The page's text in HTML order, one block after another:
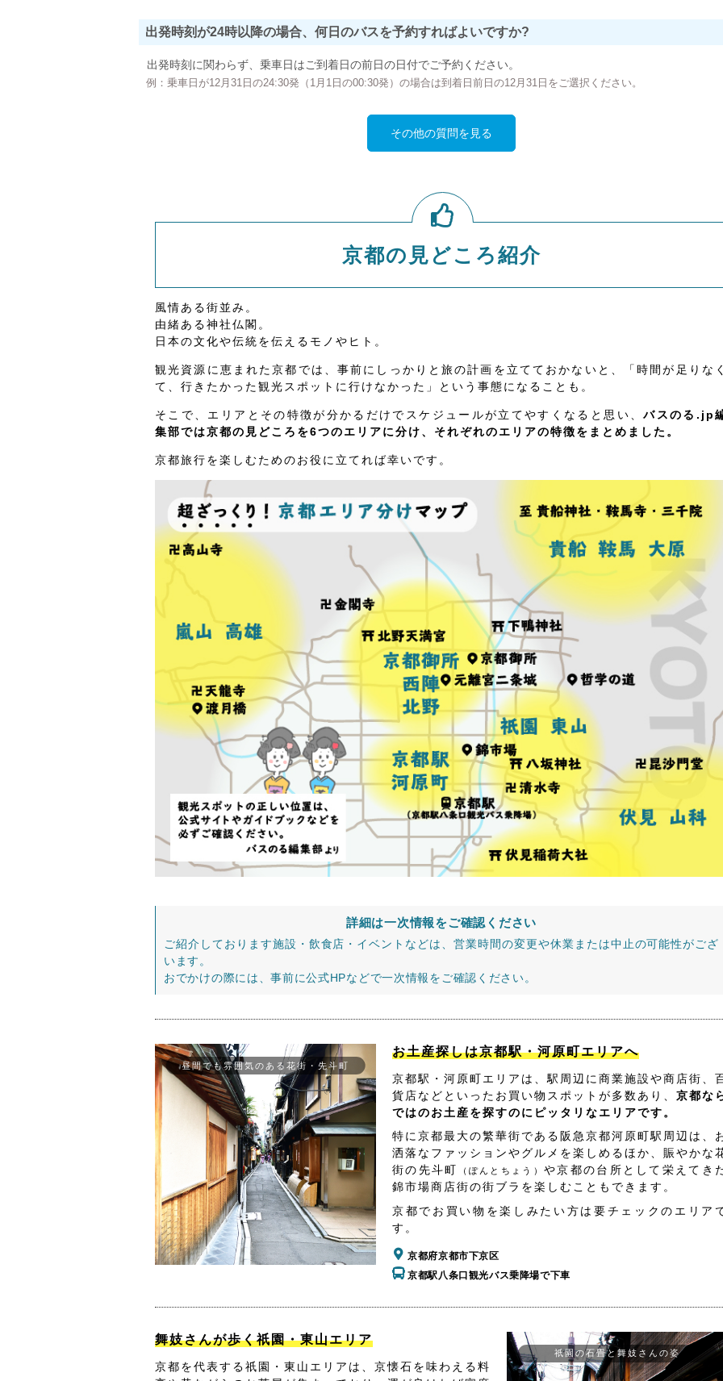
出発時刻が24時以降の場合、何日のバスを予約すればよいですか?
出発時刻に関わらず、乗車日はご到着日の前日の日付でご予約ください。
例：乗車日が12月31日の24:30発（1月1日の00:30発）の場合は到着日前日の12月31日をご選択ください。
その他の質問を見る
京都の見どころ紹介
風情ある街並み。
由緒ある神社仏閣。
日本の文化や伝統を伝えるモノやヒト。
観光資源に恵まれた京都では、事前にしっかりと旅の計画を立てておかないと、「時間が足りな
て、行きたかった観光スポットに行けなかった」という事態になることも。
そこで、エリアとその特徴が分かるだけでスケジュールが立てやすくなると思い、バスのる.jp
集部では京都の見どころを6つのエリアに分け、それぞれのエリアの特徴をまとめました。
京都旅行を楽しむためのお役に立てれば幸いです。
詳細は一次情報をご確認ください
ご紹介しております施設・飲食店・イベントなどは、営業時間の変更や休業または中止の可能性がござ
います。
おでかけの際には、事前に公式HPなどで一次情報をご確認ください。
昼間でも雰囲気のある花街・先斗町
お土産探しは京都駅・河原町エリアへ
京都駅・河原町エリアは、駅周辺に商業施設や商店街、
貨店などといったお買い物スポットが多数あり、 京都な
ではのお土産を探すのにピッタリなエリアです。
特に京都最大の繁華街である阪急京都河原町駅周辺は、
洒落なファッションやグルメを楽しめるほか、賑やかな
街の先斗町
（ぽんとちょう）や京都の台所として栄えてき
錦市場商店街の街ブラを楽しむこともできます。
京都でお買い物を楽しみたい方は要チェックのエリア
す。
京都府京都市下京区
京都駅八条口観光バス乗降場で下車
舞妓さんが歩く祇園・東山エリア
京都を代表する祇園・東山エリアは、京懐石を味わえる料
祇園の石畳と舞妓さんの姿